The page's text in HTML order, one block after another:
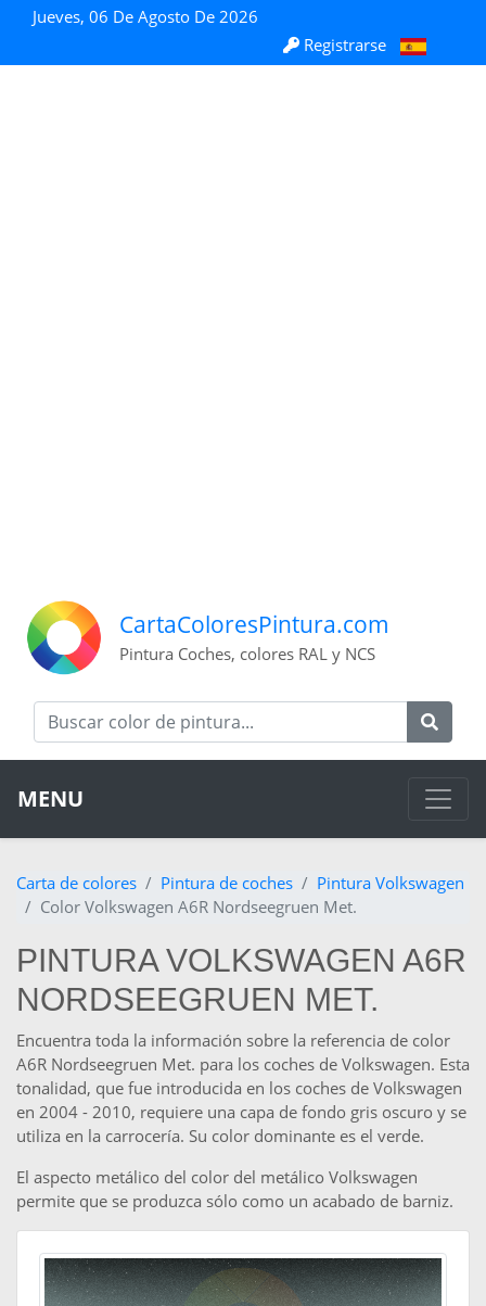
Jueves, 06 De Agosto De 2026
Registrarse
CartaColoresPintura.com
Pintura Coches, colores RAL y NCS
MENU
Carta de colores Pintura de coches
Pintura Volkswagen
Color Volkswagen A6R Nordseegruen Met.
PINTURA VOLKSWAGEN A6R
NORDSEEGRUEN MET.
Encuentra toda la información sobre la referencia de color
A6R Nordseegruen Met. para los coches de Volkswagen. Esta
tonalidad, que fue introducida en los coches de Volkswagen
en 2004 - 2010, requiere una capa de fondo gris oscuro y se
utiliza en la carrocería. Su color dominante es el verde.
El aspecto metálico del color del metálico Volkswagen
permite que se produzca sólo como un acabado de barniz.